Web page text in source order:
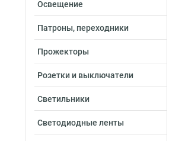
Освещение
Патроны, переходники
Прожекторы
Розетки и выключатели
Светильники
Светодиодные ленты